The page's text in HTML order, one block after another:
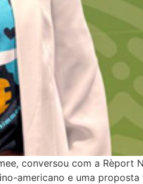
conversou com a
americano e uma